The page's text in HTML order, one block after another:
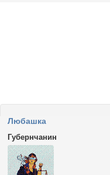
Любашка
Губернчанин